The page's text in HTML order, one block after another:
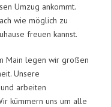
Umzug ankommt.
wie möglich zu
freuen kannst.
Main legen wir großen
Unsere
arbeiten
kümmern uns um alle